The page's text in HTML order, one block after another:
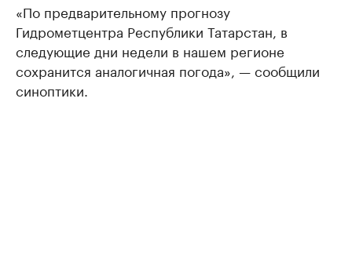
«По предварительному прогнозу
Гидрометцентра Республики Татарстан, в
следующие дни недели в нашем регионе
сохранится аналогичная погода», — сообщили
синоптики.